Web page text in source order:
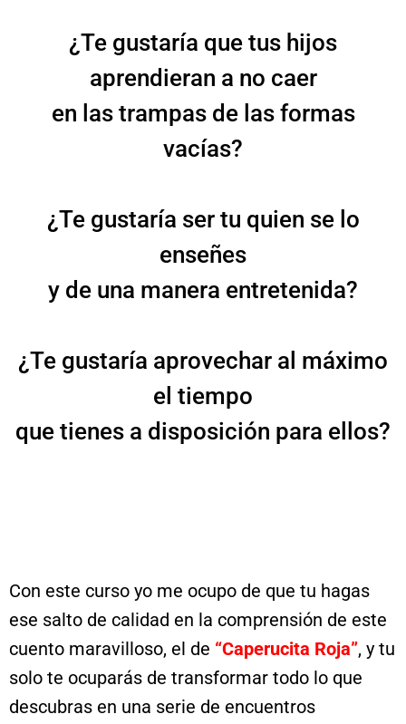
¿Te gustaría que tus hijos
aprendieran a no caer
en las trampas de las formas
vacías?
¿Te gustaría ser tu quien se lo
enseñes
y de una manera entretenida?
¿Te gustaría aprovechar al máximo
el tiempo
que tienes a disposición para ellos?
Con este curso yo me ocupo de que tu hagas
ese salto de calidad en la comprensión de este
cuento maravilloso, el de “Caperucita Roja”, y tu
solo te ocuparás de transformar todo lo que
descubras en una serie de encuentros